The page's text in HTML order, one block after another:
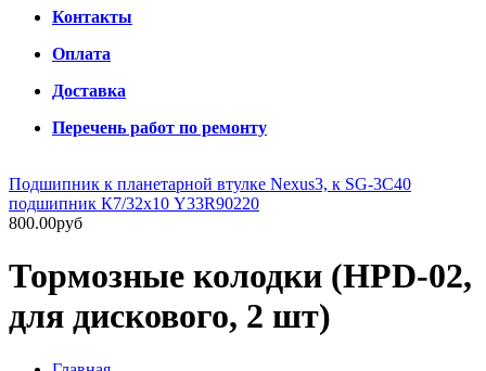
Контакты
Оплата
Доставка
Перечень работ по ремонту
Подшипник к планетарной втулке Nexus3, к SG-3C40
подшипник К7/32х10 Y33R90220
800.00руб
Тормозные колодки (HPD-02,
для дискового, 2 шт)